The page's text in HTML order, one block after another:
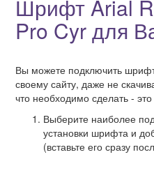
Шрифт Arial
Pro Cyr для
Вы можете подключить
своему сайту, даже не
что необходимо сделать -
Выберите наиболее
установки шрифта и
(вставьте его сразу